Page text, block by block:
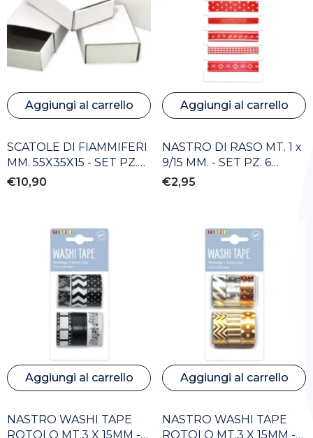
Aggiungi al carrello
SCATOLE DI FIAMMIFERI
MM. 55X35X15 - SET PZ.
50
€10,90
Aggiungi al carrello
NASTRO DI RASO MT. 1 x
9/15 MM. - SET PZ. 6
ASSORTITI
€2,95
Aggiungi al carrello
NASTRO WASHI TAPE
ROTOLO MT.3 X 15MM -
Aggiungi al carrello
NASTRO WASHI TAPE
ROTOLO MT.3 X 15MM -